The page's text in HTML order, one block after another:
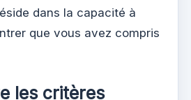
dans la capacité à
que vous avez compris
les critères